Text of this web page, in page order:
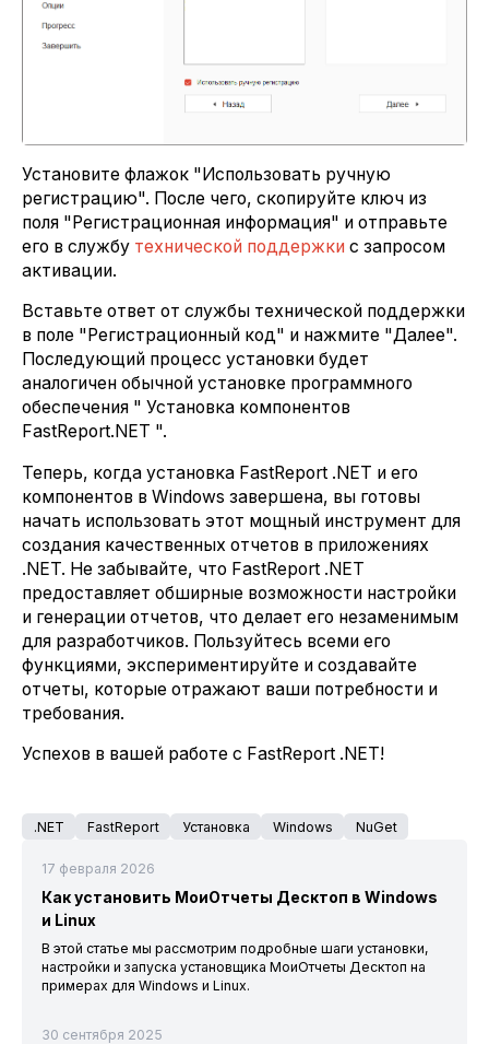
Установите флажок "Использовать ручную
регистрацию". После чего, скопируйте ключ из
поля "Регистрационная информация" и отправьте
его в службу технической поддержки с запросом
активации.
Вставьте ответ от службы технической поддержки
в поле "Регистрационный код" и нажмите "Далее".
Последующий процесс установки будет
аналогичен обычной установке программного
обеспечения " Установка компонентов
FastReport.NET ".
Теперь, когда установка FastReport .NET и его
компонентов в Windows завершена, вы готовы
начать использовать этот мощный инструмент для
создания качественных отчетов в приложениях
.NET. Не забывайте, что FastReport .NET
предоставляет обширные возможности настройки
и генерации отчетов, что делает его незаменимым
для разработчиков. Пользуйтесь всеми его
функциями, экспериментируйте и создавайте
отчеты, которые отражают ваши потребности и
требования.
Успехов в вашей работе с FastReport .NET!
.NET FastReport Установка Windows NuGet
17 февраля 2026
Как установить МоиОтчеты Десктоп в Windows
и Linux
В этой статье мы рассмотрим подробные шаги установки,
настройки и запуска установщика МоиОтчеты Десктоп на
примерах для Windows и Linux.
30 сентября 2025